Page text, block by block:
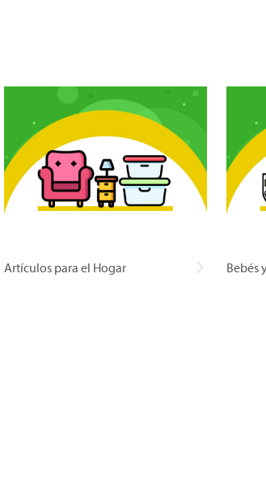
Artículos para el Hogar Bebés